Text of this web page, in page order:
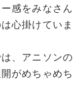
感をみなさん
心掛けていま
、アニソンの
がめちゃめち